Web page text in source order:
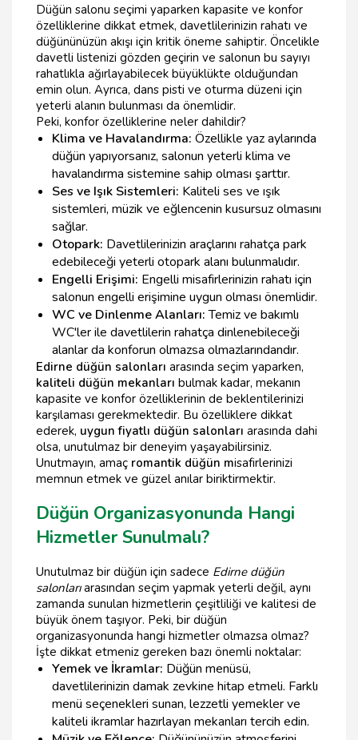
Düğün salonu seçimi yaparken kapasite ve konfor
özelliklerine dikkat etmek, davetlilerinizin rahatı ve
düğününüzün akışı için kritik öneme sahiptir. Öncelikle
davetli listenizi gözden geçirin ve salonun bu sayıyı
rahatlıkla ağırlayabilecek büyüklükte olduğundan
emin olun. Ayrıca, dans pisti ve oturma düzeni için
yeterli alanın bulunması da önemlidir.
Peki, konfor özelliklerine neler dahildir?
Klima ve Havalandırma: Özellikle yaz aylarında
düğün yapıyorsanız, salonun yeterli klima ve
havalandırma sistemine sahip olması şarttır.
Ses ve Işık Sistemleri: Kaliteli ses ve ışık
sistemleri, müzik ve eğlencenin kusursuz olmasını
sağlar.
Otopark: Davetlilerinizin araçlarını rahatça park
edebileceği yeterli otopark alanı bulunmalıdır.
Engelli Erişimi: Engelli misafirlerinizin rahatı için
salonun engelli erişimine uygun olması önemlidir.
WC ve Dinlenme Alanları:Temiz ve bakımlı
WC'ler ile davetlilerin rahatça dinlenebileceği
alanlar da konforun olmazsa olmazlarındandır.
Edirne düğün salonları arasında seçim yaparken,
kaliteli düğün mekanları bulmak kadar, mekanın
kapasite ve konfor özelliklerinin de beklentilerinizi
karşılaması gerekmektedir. Bu özelliklere dikkat
ederek, uygun fiyatlı düğün salonları arasında dahi
olsa, unutulmaz bir deneyim yaşayabilirsiniz.
Unutmayın, amaç romantik düğün misafirlerinizi
memnun etmek ve güzel anılar biriktirmektir.
Düğün Organizasyonunda Hangi
Hizmetler Sunulmalı?
Unutulmaz bir düğün için sadece Edirne düğün
salonlarıarasından seçim yapmak yeterli değil, aynı
zamanda sunulan hizmetlerin çeşitliliği ve kalitesi de
büyük önem taşıyor. Peki, bir düğün
organizasyonunda hangi hizmetler olmazsa olmaz?
İşte dikkat etmeniz gereken bazı önemli noktalar:
Yemek ve İkramlar: Düğün menüsü,
davetlilerinizin damak zevkine hitap etmeli. Farklı
menü seçenekleri sunan, lezzetli yemekler ve
kaliteli ikramlar hazırlayan mekanları tercih edin.